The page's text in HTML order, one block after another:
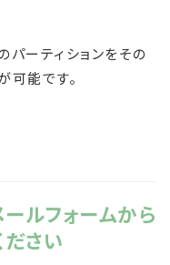
パーティションをその
可能です。
ルフォームから
さい